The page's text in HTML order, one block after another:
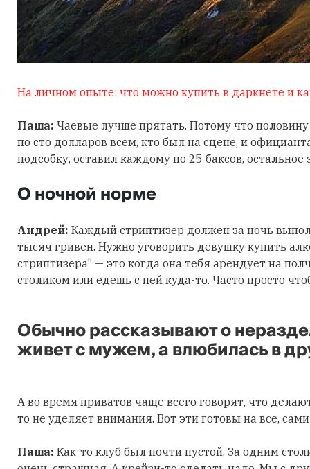
На личном опыте: что можно купить в даркнете и
Паша: Чаевые лучше прятать. Потому что
по сто долларов всем, кто был на сцене, и
подсобку, оставил каждому по 25 баксов, остальное
О ночной норме
Андрей: Каждый стриптизер должен за ночь
тысяч гривен. Нужно уговорить девушку купить
стриптизера” — это когда она тебя арендует на
столиком или едешь с ней куда-то. Часто просто
Обычно рассказывают о
живет с мужем, а влюбилась в
А во время приватов чаще всего говорят, что
то не уделяет внимания. Вот эти готовы на все,
Паша: Как-то клуб был почти пустой. За одним